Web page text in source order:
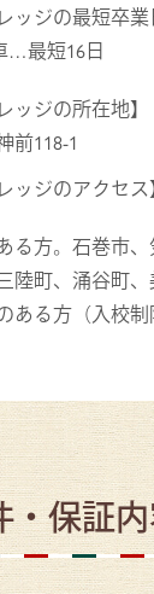
ッジの最短卒業
最短16日
ッジの所在地】
前118-1
ッジのアクセス
る方。石巻市
陸町、涌谷町
ある方（入校
・保証